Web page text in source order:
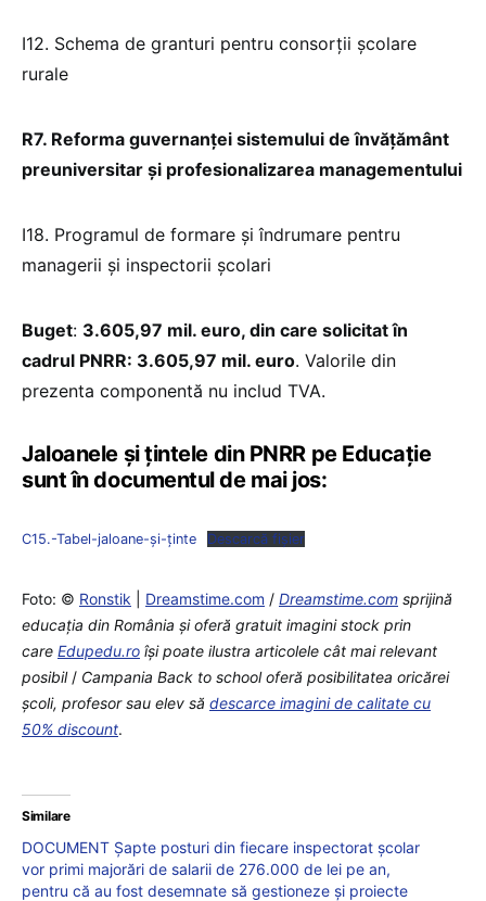
I12. Schema de granturi pentru consorții școlare
rurale
R7. Reforma guvernanței sistemului de învățământ
preuniversitar și profesionalizarea managementului
I18. Programul de formare și îndrumare pentru
managerii și inspectorii școlari
Buget: 3.605,97 mil. euro, din care solicitat în
cadrul PNRR: 3.605,97 mil. euro. Valorile din
prezenta componentă nu includ TVA.
Jaloanele și țintele din PNRR pe Educație
sunt în documentul de mai jos:
C15.-Tabel-jaloane-și-ținte Descarcă fișier
Foto: © Ronstik Dreamstime.com / Dreamstime.com sprijină
educaţia din România şi oferă gratuit imagini stock prin
care Edupedu.ro îşi poate ilustra articolele cât mai relevant
posibil/ Campania Back to school oferă posibilitatea oricărei
școli, profesor sau elev să descarce imagini de calitate cu
50% discount.
Similare
DOCUMENT Șapte posturi din fiecare inspectorat școlar
vor primi majorări de salarii de 276.000 de lei pe an,
pentru că au fost desemnate să gestioneze și proiecte